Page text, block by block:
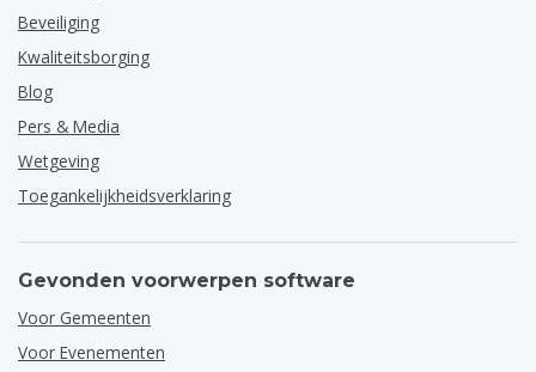
Beveiliging
Kwaliteitsborging
Blog
Pers & Media
Wetgeving
Toegankelijkheidsverklaring
Gevonden voorwerpen software
Voor Gemeenten
Voor Evenementen